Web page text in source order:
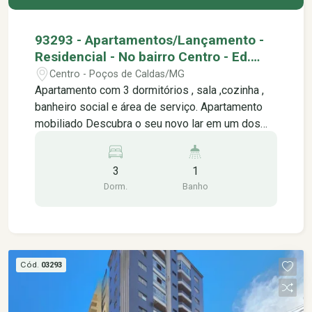
Molinarie do Country Club -A 03 minutos do
centro da cidade.
93293 - Apartamentos/Lançamento -
Residencial - No bairro Centro - Ed.
Ouro Branco
Centro - Poços de Caldas/MG
Apartamento com 3 dormitórios , sala ,cozinha ,
banheiro social e área de serviço. Apartamento
mobiliado Descubra o seu novo lar em um dos
Este lançamento oferece apartamentos
modernos e confortáveis, ideais para quem
busca qualidade de vida e conveniência.
apartamentos possuem uma distribuição
inteligente que proporciona ambientes amplos e
iluminados, criando uma atmosfera acolhedora e
convidativa. Localização Privilegiada Situado no
3
Dorm.
1
Banho
Cód. 03293